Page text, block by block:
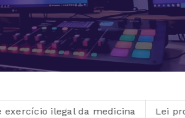
da medicina Lei prorroga uso do